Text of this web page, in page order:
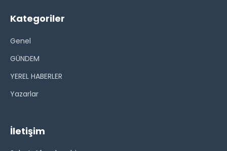
Kategoriler
Genel
GÜNDEM
YEREL HABERLER
Yazarlar
İletişim